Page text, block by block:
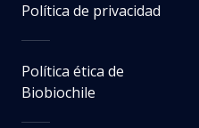
Política de privacidad
Política ética de
Biobiochile